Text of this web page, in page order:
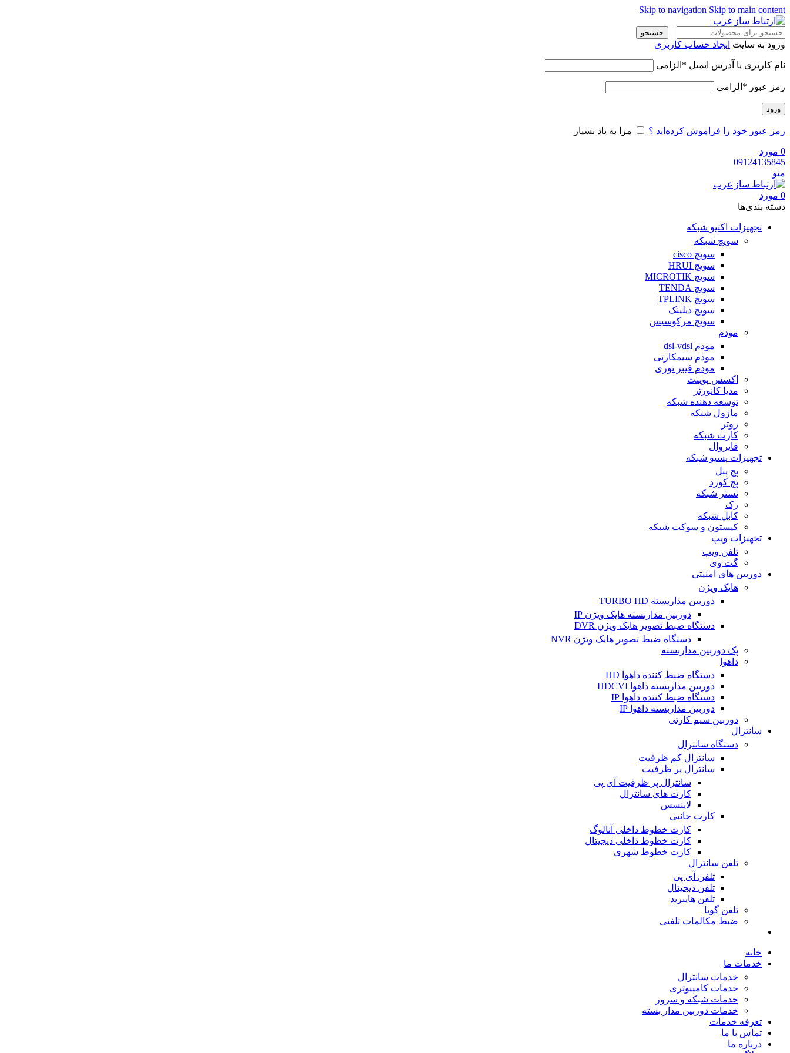
Skip to navigation Skip to main content
جستجو
ورود به سایت ایجاد حساب کاربری
نام کاربری یا آدرس ایمیل * الزامی
رمز عبور * الزامی
ورود
رمز عبور خود را فراموش کرده‌اید ؟ مرا به یاد بسپار
0 مورد
09124135845
منو
0 مورد
دسته‌ بندی‌ها
تجهیزات اکتیو شبکه
سویچ شبکه
سویچ cisco
سویچ HRUI
سویچ MICROTIK
سویچ TENDA
سویچ TPLINK
سویچ دیلینک
سویچ مرکوسیس
مودم
مودم dsl-vdsl
مودم سیمکارتی
مودم فیبر نوری
اکسس پوینت
مدیا کانورتر
توسعه دهنده شبکه
ماژول شبکه
روتر
کارت شبکه
فایروال
تجهیزات پسیو شبکه
پچ پنل
پچ کورد
تستر شبکه
رک
کابل شبکه
کیستون و سوکت شبکه
تجهیزات ویپ
تلفن ویپ
گت وی
دوربین های امنیتی
هایک ویژن
دوربین مداربسته TURBO HD
دوربین مداربسته هایک ویژن IP
دستگاه ضبط تصویر هایک ویژن DVR
دستگاه ضبط تصویر هایک ویژن NVR
پک دوربین مداربسته
داهوا
دستگاه ضبط کننده داهوا HD
دوربین مداربسته داهوا HDCVI
دستگاه ضبط کننده داهوا IP
دوربین مداربسته داهوا IP
دوربین سیم کارتی
سانترال
دستگاه سانترال
سانترال کم ظرفیت
سانترال پر ظرفیت
سانترال پر ظرفیت آی پی
کارت های سانترال
لاینسس
کارت جانبی
کارت خطوط داخلی آنالوگ
کارت خطوط داخلی دیجیتال
کارت خطوط شهری
تلفن سانترال
تلفن آی پی
تلفن دیجیتال
تلفن هایبرید
تلفن گویا
ضبط مکالمات تلفنی
خانه
خدمات ما
خدمات سانترال
خدمات کامپیوتری
خدمات شبکه و سرور
خدمات دوربین مدار بسته
تعرفه خدمات
تماس با ما
درباره ما